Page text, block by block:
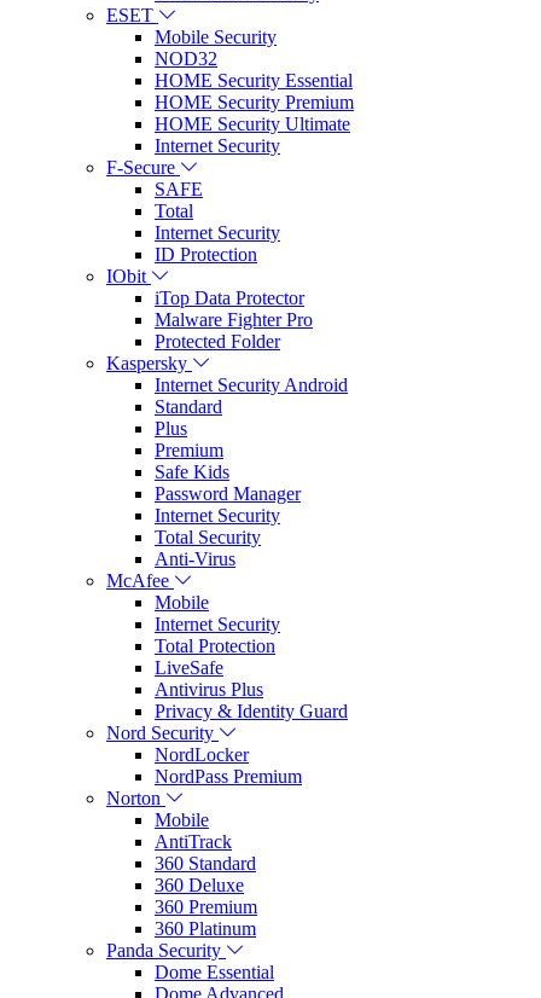
ESET
Mobile Security
NOD32
HOME Security Essential
HOME Security Premium
HOME Security Ultimate
Internet Security
F-Secure
SAFE
Total
Internet Security
ID Protection
IObit
iTop Data Protector
Malware Fighter Pro
Protected Folder
Kaspersky
Internet Security Android
Standard
Plus
Premium
Safe Kids
Password Manager
Internet Security
Total Security
Anti-Virus
McAfee
Mobile
Internet Security
Total Protection
LiveSafe
Antivirus Plus
Privacy & Identity Guard
Nord Security
NordLocker
NordPass Premium
Norton
Mobile
AntiTrack
360 Standard
360 Deluxe
360 Premium
360 Platinum
Panda Security
Dome Essential
Dome Advanced